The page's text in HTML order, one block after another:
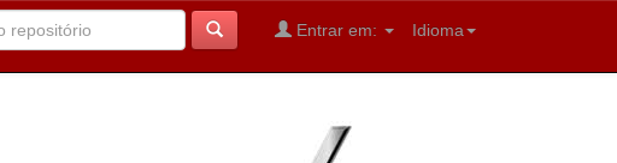
Idioma
Entrar em: